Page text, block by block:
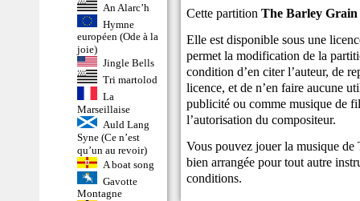
An Alarc’h
Hymne
européen (Ode à la
joie)
Jingle Bells
Tri martolod
La
Marseillaise
Auld Lang
Syne (Ce n’est
qu’un au revoir)
A boat song
Gavotte
Montagne
Cette partitionThe Barley Grain
Elle est disponible sous une
permet la modification de la
condition d’en citer l’auteur, de
licence, et de n’en faire aucune
publicité ou comme musique de
l’autorisation du compositeur.
Vous pouvez jouer la musique
bien arrangée pour tout autre
conditions.